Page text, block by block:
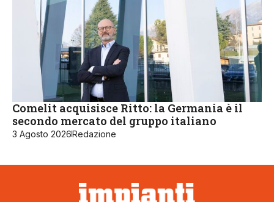
Comelit acquisisce Ritto: la Germania è il
secondo mercato del gruppo italiano
3 Agosto 2026Redazione